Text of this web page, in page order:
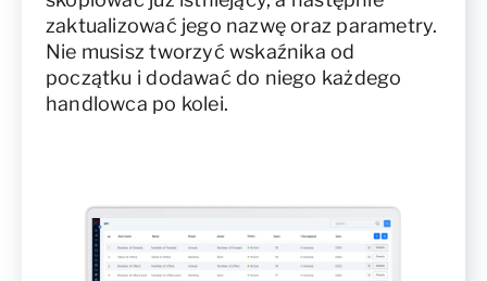
zaktualizować jego nazwę oraz parametry.
Nie musisz tworzyć wskaźnika od
początku i dodawać do niego każdego
handlowca po kolei.